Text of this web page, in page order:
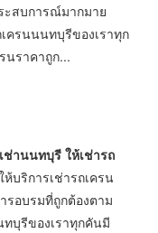
ะสบการณ์มากมาย
ครนนนทบุรีของเราทุก
นราคาถูก...
ช่านนทบุรี ให้เช่ารถ
บริการเช่ารถเครน
รอบรมที่ถูกต้องตาม
บุรีของเราทุกคันมี